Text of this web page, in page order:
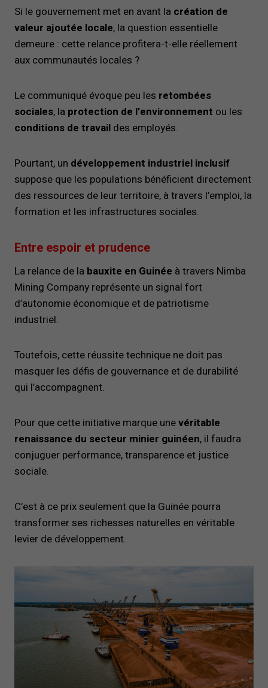
Si le gouvernement met en avant la création de
valeur ajoutée locale, la question essentielle
demeure : cette relance profitera-t-elle réellement
aux communautés locales ?
Le communiqué évoque peu les retombées
sociales, la protection de l’environnement ou les
conditions de travail des employés.
Pourtant, un développement industriel inclusif
suppose que les populations bénéficient directement
des ressources de leur territoire, à travers l’emploi, la
formation et les infrastructures sociales.
Entre espoir et prudence
La relance de la bauxite en Guinée à travers Nimba
Mining Company représente un signal fort
d’autonomie économique et de patriotisme
industriel.
Toutefois, cette réussite technique ne doit pas
masquer les défis de gouvernance et de durabilité
qui l’accompagnent.
Pour que cette initiative marque unevéritable
renaissance du secteur minier guinéen, il faudra
conjuguer performance, transparence et justice
sociale.
C’est à ce prix seulement que la Guinée pourra
transformer ses richesses naturelles en véritable
levier de développement.